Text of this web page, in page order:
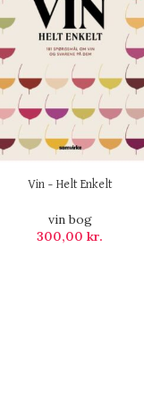
Vin – Helt Enkelt
vin bog
300,00kr.